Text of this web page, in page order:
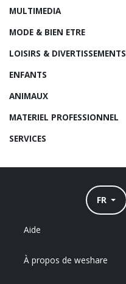
MULTIMEDIA
MODE & BIEN ETRE
LOISIRS & DIVERTISSEMENTS
ENFANTS
ANIMAUX
MATERIEL PROFESSIONNEL
SERVICES
FR
Aide
À propos de weshare